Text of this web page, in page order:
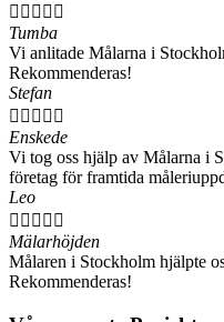
    
Tumba
Vi anlitade Målarna i
Rekommenderas!
Stefan
    
Enskede
Vi tog oss hjälp av Målarna i
företag för framtida
Leo
    
Mälarhöjden
Målaren i Stockholm hjälpte
Rekommenderas!